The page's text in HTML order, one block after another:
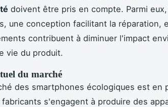
doivent être pris en compte. Parmi
une conception facilitant la réparation,
contribuent à diminuer l'impact
vie du produit.
du marché
des smartphones écologiques est en
fabricants s'engagent à produire des